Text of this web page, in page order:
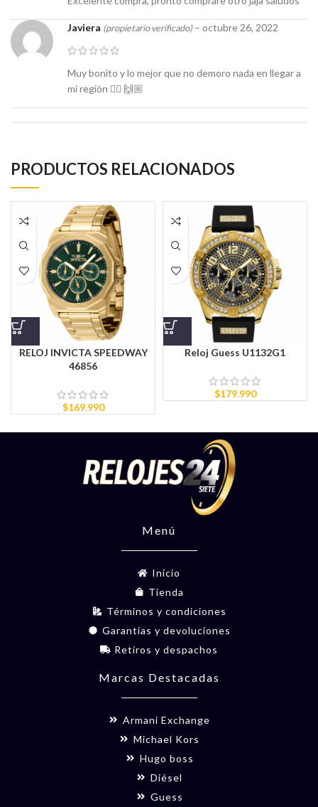
Javiera (propietario verificado) – octubre 26, 2022
Muy bonito y lo mejor que no demoro nada en llegar a
mi región 👌🏻 🙌🏼
PRODUCTOS RELACIONADOS
RELOJ INVICTA SPEEDWAY
46856
$169.990
Reloj Guess U1132G1
$179.990
Menú
Inicio
Tienda
Términos y condiciones
Garantías y devoluciones
Retiros y despachos
Marcas Destacadas
Armani Exchange
Michael Kors
Hugo boss
Diésel
Guess